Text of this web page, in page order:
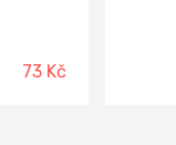
73 Kč